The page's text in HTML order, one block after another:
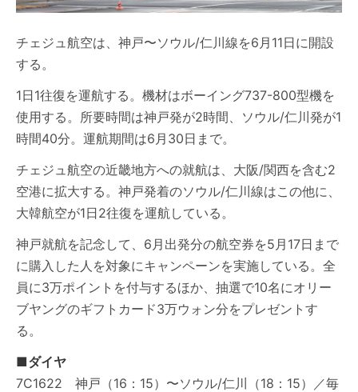
チェジュ航空は、神戸〜ソウル/仁川線を6月11日に開設
する。
1日1往復を運航する。機材はボーイング737-800型機を
使用する。所要時間は神戸発が2時間、ソウル/仁川発が1
時間40分。運航期間は6月30日まで。
チェジュ航空の近畿地方への就航は、大阪/関西を含む2
空港に拡大する。神戸発着のソウル/仁川線はこの他に、
大韓航空が1日2往復を運航している。
神戸就航を記念して、6月出発分の航空券を5月17日まで
に購入した人を対象にキャンペーンを実施している。全
員に3万ポイントを付与するほか、抽選で10名にオリー
ブヤングのギフトカード3万ウォン分をプレゼントす
る。
■ダイヤ
7C1622 神戸（16：15）〜ソウル/仁川（18：15）／毎